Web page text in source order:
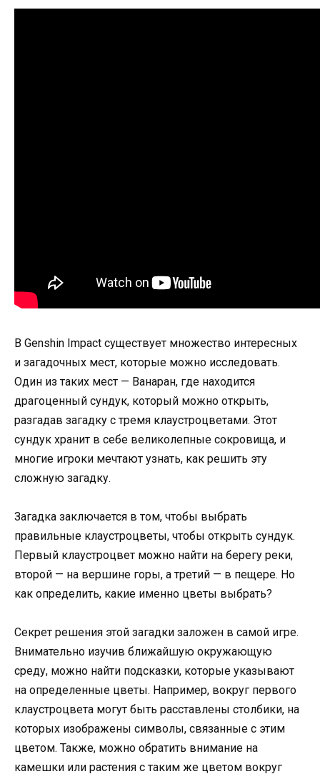
В Genshin Impact существует множество интересных
и загадочных мест, которые можно исследовать.
Один из таких мест — Ванаран, где находится
драгоценный сундук, который можно открыть,
разгадав загадку с тремя клаустроцветами. Этот
сундук хранит в себе великолепные сокровища, и
многие игроки мечтают узнать, как решить эту
сложную загадку.
Загадка заключается в том, чтобы выбрать
правильные клаустроцветы, чтобы открыть сундук.
Первый клаустроцвет можно найти на берегу реки,
второй — на вершине горы, а третий — в пещере. Но
как определить, какие именно цветы выбрать?
Секрет решения этой загадки заложен в самой игре.
Внимательно изучив ближайшую окружающую
среду, можно найти подсказки, которые указывают
на определенные цветы. Например, вокруг первого
клаустроцвета могут быть расставлены столбики, на
которых изображены символы, связанные с этим
цветом. Также, можно обратить внимание на
камешки или растения с таким же цветом вокруг